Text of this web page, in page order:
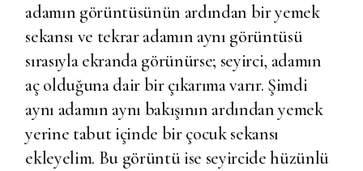
adamın görüntüsünün ardından bir yemek
sekansı ve tekrar adamın aynı görüntüsü
sırasıyla ekranda görünürse; seyirci, adamın
aç olduğuna dair bir çıkarıma varır. Şimdi
aynı adamın aynı bakışının ardından yemek
yerine tabut içinde bir çocuk sekansı
ekleyelim. Bu görüntü ise seyircide hüzünlü